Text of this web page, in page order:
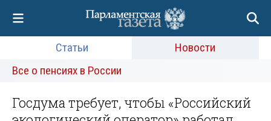
Статьи
Новости
Все о пенсиях в России
Госдума требует, чтобы «Российский